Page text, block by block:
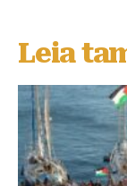
s
k
y
Leia